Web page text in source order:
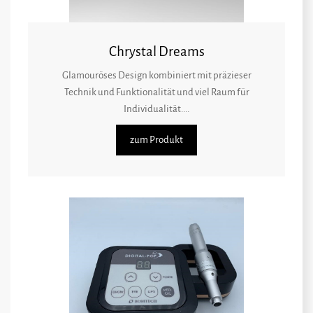
Chrystal Dreams
Glamouröses Design kombiniert mit präzieser
Technik und Funktionalität und viel Raum für
Individualität....
zum Produkt